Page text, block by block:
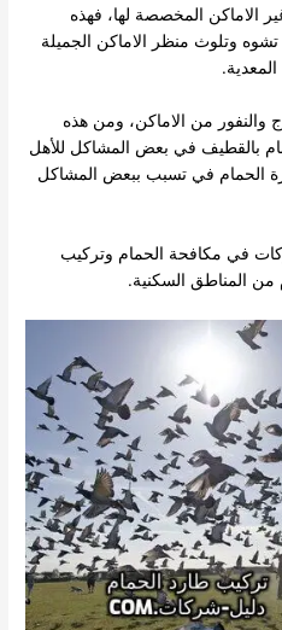
الاماكن المخصصة لها، فهذه
وتلوث منظر الاماكن الجميلة
والنفور من الاماكن، ومن هذه
بالقطيف في بعض المشاكل للأهل
الحمام في تسبب ببعض المشاكل
في مكافحة الحمام وتركيب
المناطق السكنية.